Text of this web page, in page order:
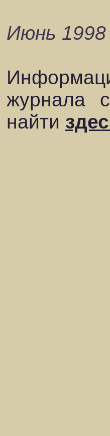
Июнь 1998
журнала
найти